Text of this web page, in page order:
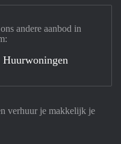
verhuur je makkelijk je
andere aanbod in
Huurwoningen